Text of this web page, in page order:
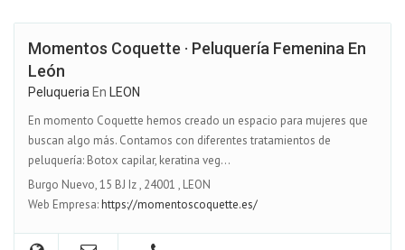
Momentos Coquette · Peluquería Femenina En
León
Peluqueria En LEON
En momento Coquette hemos creado un espacio para mujeres que
buscan algo más. Contamos con diferentes tratamientos de
peluquería: Botox capilar, keratina veg...
Burgo Nuevo, 15 BJ Iz, 24001 , LEON
Web Empresa:https://momentoscoquette.es/